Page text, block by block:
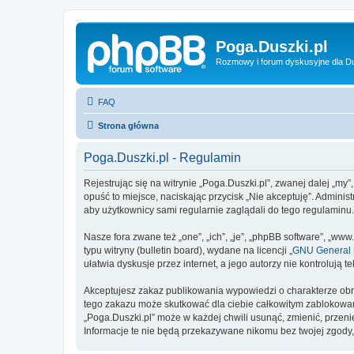
Poga.Duszki.pl
Rozmowy i forum dyskusyjne dla
FAQ
Strona główna
Poga.Duszki.pl - Regulamin
Rejestrując się na witrynie „Poga.Duszki.pl”, zwanej dalej
opuść to miejsce, naciskając przycisk „Nie akceptuję”.
aby użytkownicy sami regularnie zaglądali do tego
Nasze fora zwane też „one”, „ich”, „je”, „phpBB software”,
typu witryny (bulletin board), wydane na licencji „ GNU General
ułatwia dyskusje przez internet, a jego autorzy nie kontrolują
Akceptujesz zakaz publikowania wypowiedzi o charakterze
tego zakazu może skutkować dla ciebie całkowitym
„Poga.Duszki.pl” może w każdej chwili usunąć, zmienić,
Informacje te nie będą przekazywane nikomu bez twojej